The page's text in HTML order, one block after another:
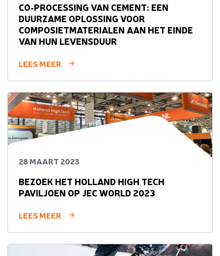
CO-PROCESSING VAN CEMENT: EEN
DUURZAME OPLOSSING VOOR
COMPOSIETMATERIALEN AAN HET EINDE
VAN HUN LEVENSDUUR
LEES MEER
28 MAART 2023
BEZOEK HET HOLLAND HIGH TECH
PAVILJOEN OP JEC WORLD 2023
LEES MEER